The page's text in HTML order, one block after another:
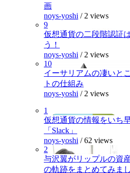
画
noys-yoshi / 2 views
9
仮想通貨の二段階認証
う！
noys-yoshi / 2 views
10
イーサリアムの凄いと
トの仕組み
noys-yoshi / 2 views
1
仮想通貨の情報をいち
「Slack」
noys-yoshi /62 views
2
与沢翼がリップルの資
の軌跡をまとめてみまし